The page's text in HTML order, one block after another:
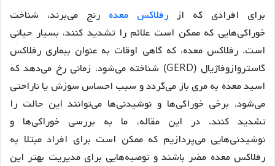
برای افرادی که از رفلاکس معده رنج می‌برند، شناخت
خوراکی‌هایی که ممکن است علائم را تشدید کنند، بسیار حیاتی
است. رفلاکس معده، که گاهی اوقات به عنوان بیماری رفلاکس
گاستروازوفاژیال (GERD) شناخته می‌شود، زمانی رخ می‌دهد که
اسید معده به مری باز می‌گردد و سبب احساس سوزش یا ناراحتی
می‌شود. برخی خوراکی‌ها و نوشیدنی‌ها می‌توانند این حالت را
تشدید کنند. در این مقاله، ما به بررسی خوراکی‌ها و
نوشیدنی‌هایی می‌پردازیم که ممکن است برای افراد مبتلا به
رفلاکس معده مضر باشند و توصیه‌هایی برای مدیریت بهتر این